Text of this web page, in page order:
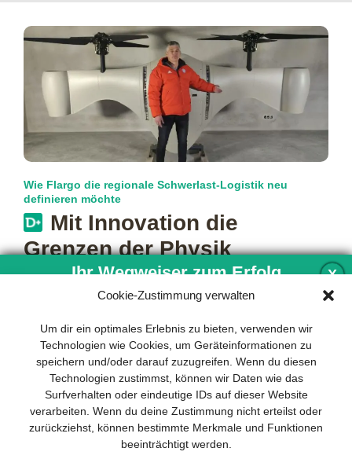
Cookie-Zustimmung verwalten
Um dir ein optimales Erlebnis zu bieten, verwenden wir
Technologien wie Cookies, um Geräteinformationen zu
speichern und/oder darauf zuzugreifen. Wenn du diesen
Technologien zustimmst, können wir Daten wie das
Surfverhalten oder eindeutige IDs auf dieser Website
verarbeiten. Wenn du deine Zustimmung nicht erteilst oder
zurückziehst, können bestimmte Merkmale und Funktionen
beeinträchtigt werden.
Wie Flargo die regionale Schwerlast-Logistik neu
definieren möchte
Mit Innovation die
Grenzen der Physik
umgehen
Leiser, effizienter, flexibler: Das Unternehmen Flargo möchte
vorstoßen, in denen bislang vor allem Helikoptermehr…
X
Ihr Wegweiser zum Erfolg
nachhaltigen Geschäftsmodells sind für
jedes Unternehmen unverzichtbar. Das
Business Model Canvas hilft, sich dabei
auf das Wesentliche zu konzentrieren
und stets im Blick zu behalten, worauf es
wirklich ankommt.
Abonnieren Sie unseren kostenlosen